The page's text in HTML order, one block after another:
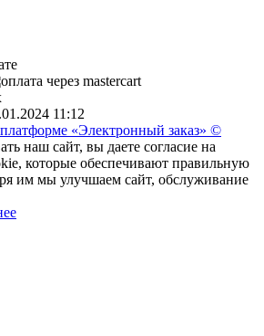
11:12
«Электронный заказ» ©
наш сайт, вы даете согласие на
которые обеспечивают правильную
им мы улучшаем сайт, обслуживание